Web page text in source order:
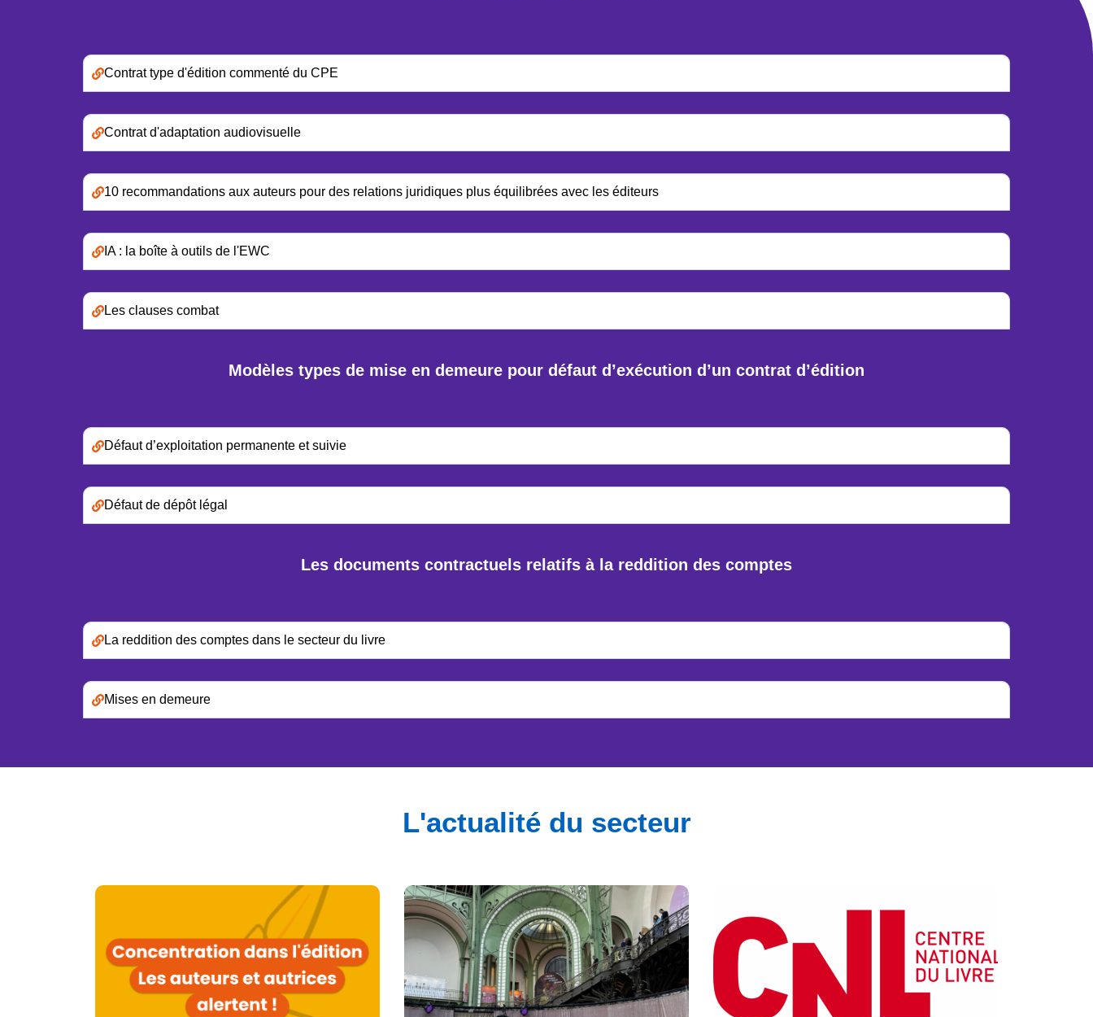
Contrat type d'édition commenté du CPE
Contrat d'adaptation audiovisuelle
10 recommandations aux auteurs pour des relations juridiques plus équilibrées avec les éditeurs
IA : la boîte à outils de l'EWC
Les clauses combat
Modèles types de mise en demeure pour défaut d’exécution d’un contrat d’édition
Défaut d’exploitation permanente et suivie
Défaut de dépôt légal
Les documents contractuels relatifs à la reddition des comptes
La reddition des comptes dans le secteur du livre
Mises en demeure
L'actualité du secteur